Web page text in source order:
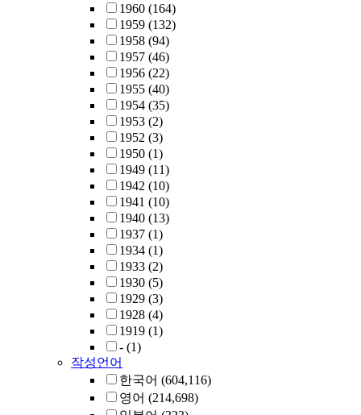
1960 (164)
1959 (132)
1958 (94)
1957 (46)
1956 (22)
1955 (40)
1954 (35)
1953 (2)
1952 (3)
1950 (1)
1949 (11)
1942 (10)
1941 (10)
1940 (13)
1937 (1)
1934 (1)
1933 (2)
1930 (5)
1929 (3)
1928 (4)
1919 (1)
- (1)
작성언어
한국어 (604,116)
영어 (214,698)